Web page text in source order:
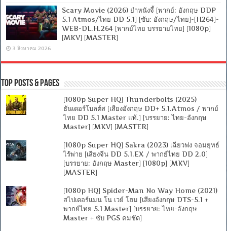
Scary Movie (2026) ยำหนังจี้ [พากย์: อังกฤษ DDP
5.1 Atmos/ไทย DD 5.1] [ซับ: อังกฤษ/ไทย]-[H264]-
WEB-DL.H.264 [พากย์ไทย บรรยายไทย] [1080p]
[MKV] [MASTER]
3 สิงหาคม 2026
Top Posts & Pages
[1080p Super HQ] Thunderbolts (2025)
ธันเดอร์โบลต์ส [เสียงอังกฤษ DD+ 5.1.Atmos / พากย์
ไทย DD 5.1 Master แท้.] [บรรยาย: ไทย-อังกฤษ
Master] [MKV] [MASTER]
[1080p Super HQ] Sakra (2023) เฉียวฟง จอมยุทธ์
ไร้พ่าย [เสียงจีน DD 5.1.EX / พากย์ไทย DD 2.0]
[บรรยาย: อังกฤษ Master] [1080p] [MKV]
[MASTER]
[1080p HQ] Spider-Man No Way Home (2021)
สไปเดอร์แมน โน เวย์ โฮม [เสียงอังกฤษ DTS-5.1 +
พากย์ไทย 5.1 Master] [บรรยาย: ไทย-อังกฤษ
Master + ซับ PGS คมชัด]